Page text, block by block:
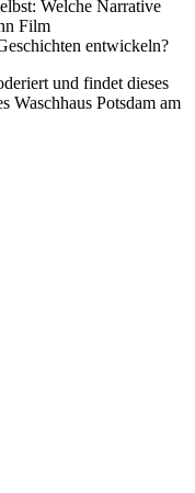
Welche Narrative
Film
entwickeln?
und findet dieses
Waschhaus Potsdam am